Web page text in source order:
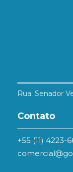
Rua: Senador
Contato
+55 (11) 4223-